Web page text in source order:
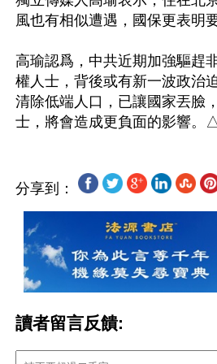
風也有相似遭遇，國保更表明
高瑜認爲，中共近期加強驅趕
權人士，背後或有新一波政治
清除低端人口，已讓國家丟臉
分享到：
讀者留言反饋: